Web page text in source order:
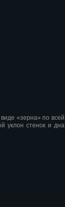
«зерна» по всей
уклон стенок и дна